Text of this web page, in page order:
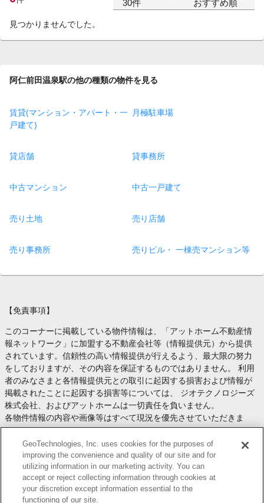
30件 おすすめ順
見つかりませんでした。
阿仁前田温泉駅の他の種類の物件を見る
賃貸(マンション・アパート・一
戸建て)
月極駐車場
貸店舗 貸事務所
中古マンション 中古一戸建て
売り土地 売り店舗
売り事務所 売りビル・ 一棟売マンション等
【免責事項】
このコーナーに掲載している物件情報は、「アットホーム不動産情
報ネットワーク」に加盟する不動産会社等（情報提供元）から提供
されています。信頼性の高い情報提供が行えるよう、最大限の努力
をしておりますが、その内容を保証するものではありません。 利用
者のみなさまと各情報提供元との取引に起因する損害および情報が
掲載されたことに起因する損害等については、 ジオテクノロジーズ
株式会社、およびアットホームは一切責任を負いません。
各物件情報の内容や画像等はすべて現況を優先させていただきま
す。
お取引等（お取引の準備、資金調達等を含みます）の際には、内容
や契約条件等について、 各情報提供元より十分な説明を受け、ご自
身でご確認の上、判断してください。
このコーナーへの物件情報のご掲載、その他不動産業務ソリューシ
ョン等についての不動産会社様のお問合せはこちら
GeoTechnologies, Inc. uses cookies for the purposes of
improving the convenience and quality of our site and for
utilizing information in our marketing activity. You can
accept or reject collecting information through cookies at
your discretion except information essential to the
functioning of our site.